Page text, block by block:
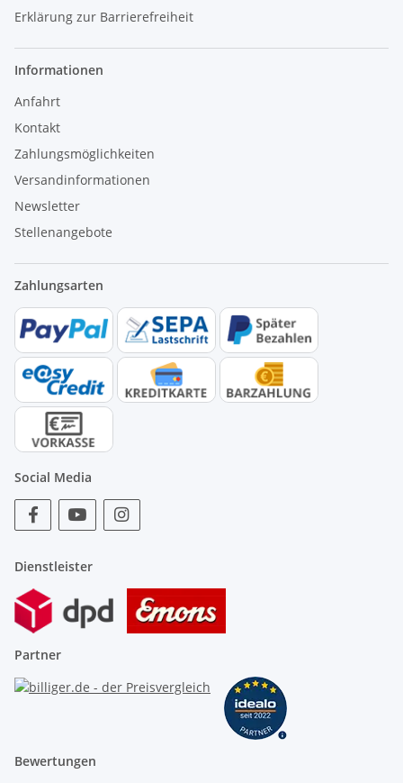
Erklärung zur Barrierefreiheit
Informationen
Anfahrt
Kontakt
Zahlungsmöglichkeiten
Versandinformationen
Newsletter
Stellenangebote
Zahlungsarten
Social Media
Dienstleister
Partner
Bewertungen